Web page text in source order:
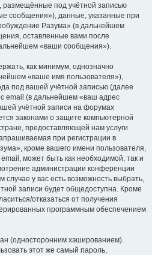
под учётной записью
сообщения»), данные, указанные при
Разума» (в дальнейшем
оставленные вами после
«ваши сообщения»).
как минимум, однозначно
«ваше имя пользователя»),
под вашей учётной записью (далее
email (в дальнейшем «ваш адрес
учётной записи на форумах
законами о защите компьютерной
предоставляющей нам услуги
при регистрации в
кроме вашего имени пользователя,
может быть как необходимой, так и
администрации конференции
у вас есть возможность выбрать,
записи будет общедоступна. Кроме
отказаться от получения
программным обеспечением
(односторонним хэшированием).
этот же самый пароль,